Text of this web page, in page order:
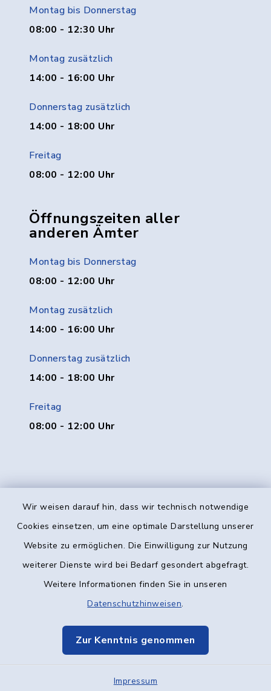
Wir weisen darauf hin, dass wir technisch notwendige
Cookies einsetzen, um eine optimale Darstellung unserer
Website zu ermöglichen. Die Einwilligung zur Nutzung
weiterer Dienste wird bei Bedarf gesondert abgefragt.
Weitere Informationen finden Sie in unseren
Datenschutzhinweisen.
Zur Kenntnis genommen
Impressum
Montag bis Donnerstag
08:00 - 12:30 Uhr
Montag zusätzlich
14:00 - 16:00 Uhr
Donnerstag zusätzlich
14:00 - 18:00 Uhr
Freitag
08:00 - 12:00 Uhr
Öffnungszeiten aller
anderen Ämter
Montag bis Donnerstag
08:00 - 12:00 Uhr
Montag zusätzlich
14:00 - 16:00 Uhr
Donnerstag zusätzlich
14:00 - 18:00 Uhr
Freitag
08:00 - 12:00 Uhr
Kontakt
Datenschutz
Elektronische Kommunikation
Sitemap